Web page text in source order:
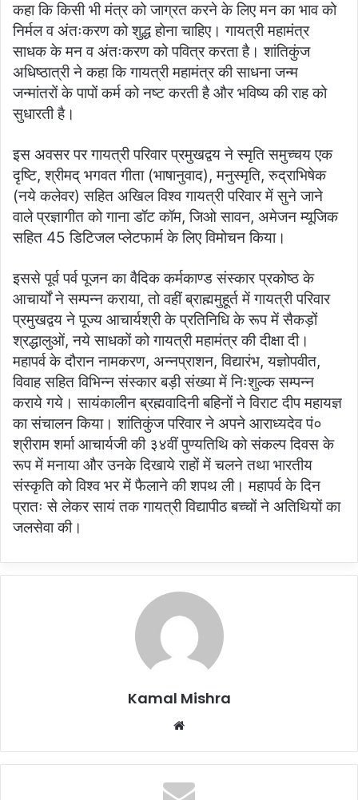
कहा कि किसी भी मंत्र को जाग्रत करने के लिए मन का भाव को
निर्मल व अंतःकरण को शुद्ध होना चाहिए। गायत्री महामंत्र
साधक के मन व अंतःकरण को पवित्र करता है। शांतिकुंज
अधिष्ठात्री ने कहा कि गायत्री महामंत्र की साधना जन्म
जन्मांतरों के पापों कर्म को नष्ट करती है और भविष्य की राह को
सुधारती है।
इस अवसर पर गायत्री परिवार प्रमुखद्वय ने स्मृति समुच्चय एक
दृष्टि, श्रीमद् भगवत गीता (भाषानुवाद), मनुस्मृति, रुद्राभिषेक
(नये कलेवर) सहित अखिल विश्व गायत्री परिवार में सुने जाने
वाले प्रज्ञागीत को गाना डॉट कॉम, जिओ सावन, अमेजन म्यूजिक
सहित 45 डिटिजल प्लेटफार्म के लिए विमोचन किया।
इससे पूर्व पर्व पूजन का वैदिक कर्मकाण्ड संस्कार प्रकोष्ठ के
आचार्यों ने सम्पन्न कराया, तो वहीं ब्राह्ममुहूर्त में गायत्री परिवार
प्रमुखद्वय ने पूज्य आचार्यश्री के प्रतिनिधि के रूप में सैकड़ों
श्रद्धालुओं, नये साधकों को गायत्री महामंत्र की दीक्षा दी।
महापर्व के दौरान नामकरण, अन्नप्राशन, विद्यारंभ, यज्ञोपवीत,
विवाह सहित विभिन्न संस्कार बड़ी संख्या में निःशुल्क सम्पन्न
कराये गये। सायंकालीन ब्रह्मवादिनी बहिनों ने विराट दीप महायज्ञ
का संचालन किया। शांतिकुंज परिवार ने अपने आराध्यदेव पं०
श्रीराम शर्मा आचार्यजी की ३४वीं पुण्यतिथि को संकल्प दिवस के
रूप में मनाया और उनके दिखाये राहों में चलने तथा भारतीय
संस्कृति को विश्व भर में फैलाने की शपथ ली। महापर्व के दिन
प्रातः से लेकर सायं तक गायत्री विद्यापीठ बच्चों ने अतिथियों का
जलसेवा की।
Kamal Mishra
Website